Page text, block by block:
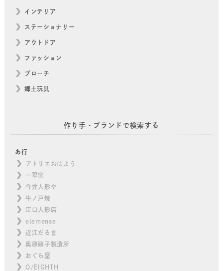
インテリア
ステーショナリー
アウトドア
ファッション
ブローチ
郷土玩具
作り手・ブランドで検索する
あ行
アトリエおはよう
一翠窯
今井人形や
牛ノ戸焼
江口人形店
elemense
近江だるま
奥原硝子製造所
おぐら屋
O/EIGHTH